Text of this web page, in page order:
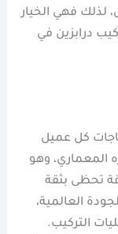
لذلك فهي الخيار
درابزين في
كل عميل
وهو
تحظى بثقة
العالمية،
التركيب.